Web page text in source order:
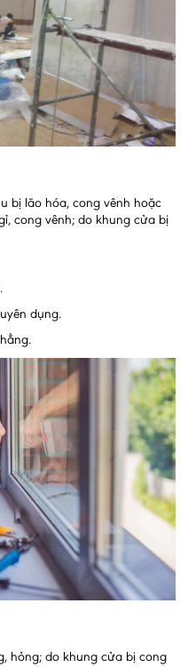
bị lão hóa, cong vênh hoặc
cong vênh; do khung cửa bị
dụng.
hỏng; do khung cửa bị cong